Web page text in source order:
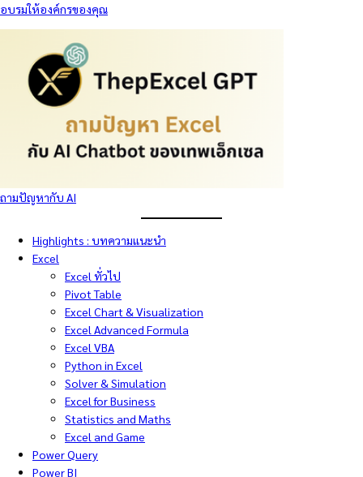
อบรมให้องค์กรของคุณ
ถามปัญหากับ AI
Highlights : บทความแนะนำ
Excel
Excel ทั่วไป
Pivot Table
Excel Chart & Visualization
Excel Advanced Formula
Excel VBA
Python in Excel
Solver & Simulation
Excel for Business
Statistics and Maths
Excel and Game
Power Query
Power BI